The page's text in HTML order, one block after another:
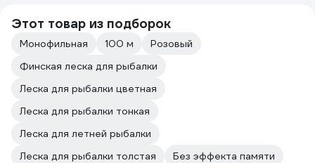
Этот товар из подборок
Монофильная 100 м
Розовый
Финская леска для рыбалки
Леска для рыбалки цветная
Леска для рыбалки тонкая
Леска для летней рыбалки
Леска для рыбалки толстая
Без эффекта памяти